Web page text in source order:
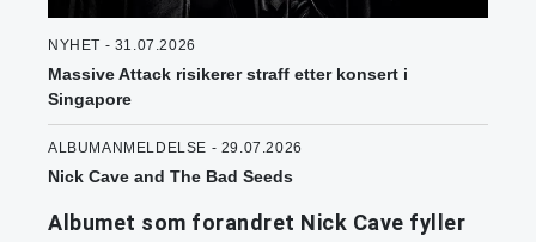
NYHET - 31.07.2026
Massive Attack risikerer straff etter konsert i
Singapore
ALBUMANMELDELSE - 29.07.2026
Nick Cave and The Bad Seeds
Albumet som forandret Nick Cave fyller